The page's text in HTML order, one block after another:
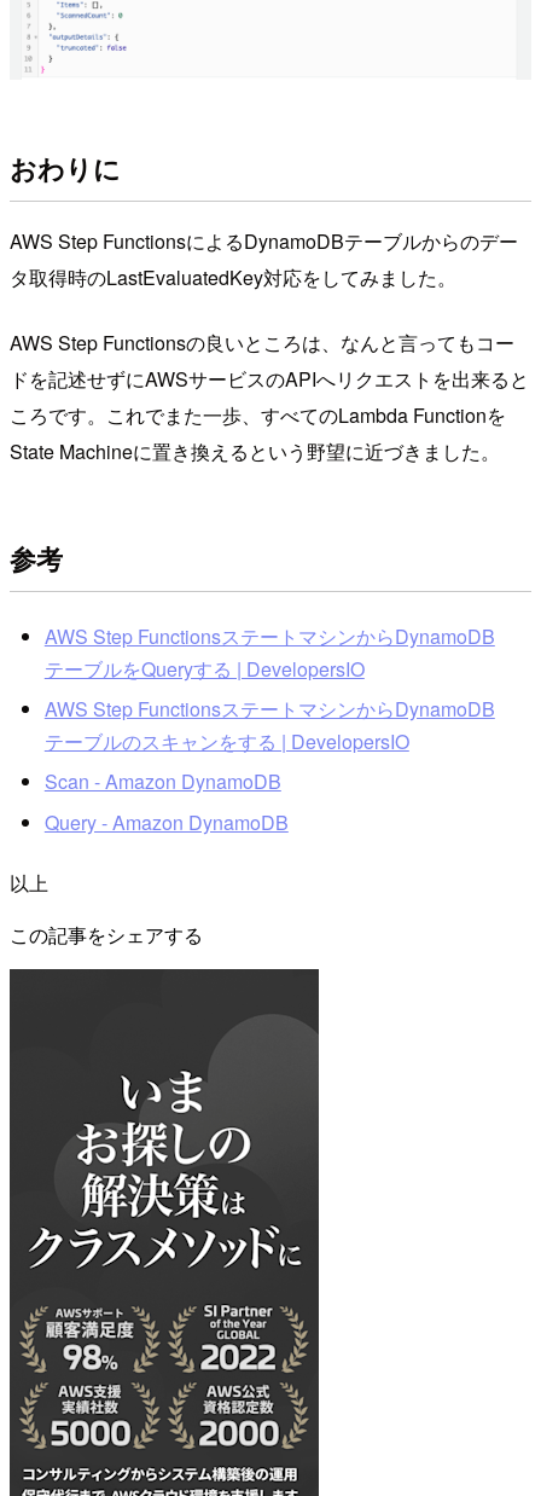
おわりに
AWS Step FunctionsによるDynamoDBテーブルからのデー
タ取得時のLastEvaluatedKey対応をしてみました。
AWS Step Functionsの良いところは、なんと言ってもコー
ドを記述せずにAWSサービスのAPIへリクエストを出来ると
ころです。これでまた一歩、すべてのLambda Functionを
State Machineに置き換えるという野望に近づきました。
参考
AWS Step FunctionsステートマシンからDynamoDB
テーブルをQueryする | DevelopersIO
AWS Step FunctionsステートマシンからDynamoDB
テーブルのスキャンをする | DevelopersIO
Scan - Amazon DynamoDB
Query - Amazon DynamoDB
以上
この記事をシェアする